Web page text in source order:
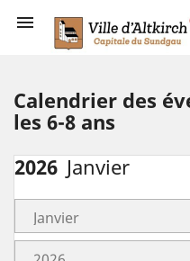

Calendrier des
les 6-8 ans
2026 Janvier